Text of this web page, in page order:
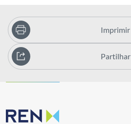
Imprimir
Partilhar